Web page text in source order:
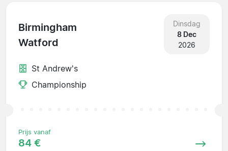
Birmingham
Watford
Dinsdag
8 Dec
2026
St Andrew's
Championship
Prijs vanaf
84 €